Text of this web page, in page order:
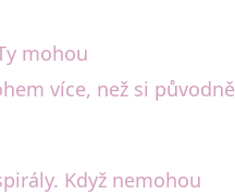
mohou
více, než si původně
Když nemohou